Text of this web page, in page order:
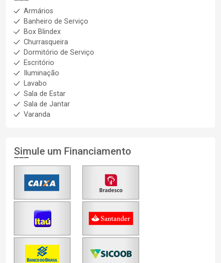
Armários
Banheiro de Serviço
Box Blindex
Churrasqueira
Dormitório de Serviço
Escritório
Iluminação
Lavabo
Sala de Estar
Sala de Jantar
Varanda
Simule um Financiamento